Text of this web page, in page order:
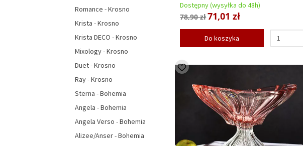
Dostępny (wysyłka do 48h)
78,90 zł71,01 zł
Do koszyka
Romance - Krosno
Krista - Krosno
Krista DECO - Krosno
Mixology - Krosno
Duet - Krosno
Ray - Krosno
Sterna - Bohemia
Angela - Bohemia
Angela Verso - Bohemia
Alizee/Anser - Bohemia